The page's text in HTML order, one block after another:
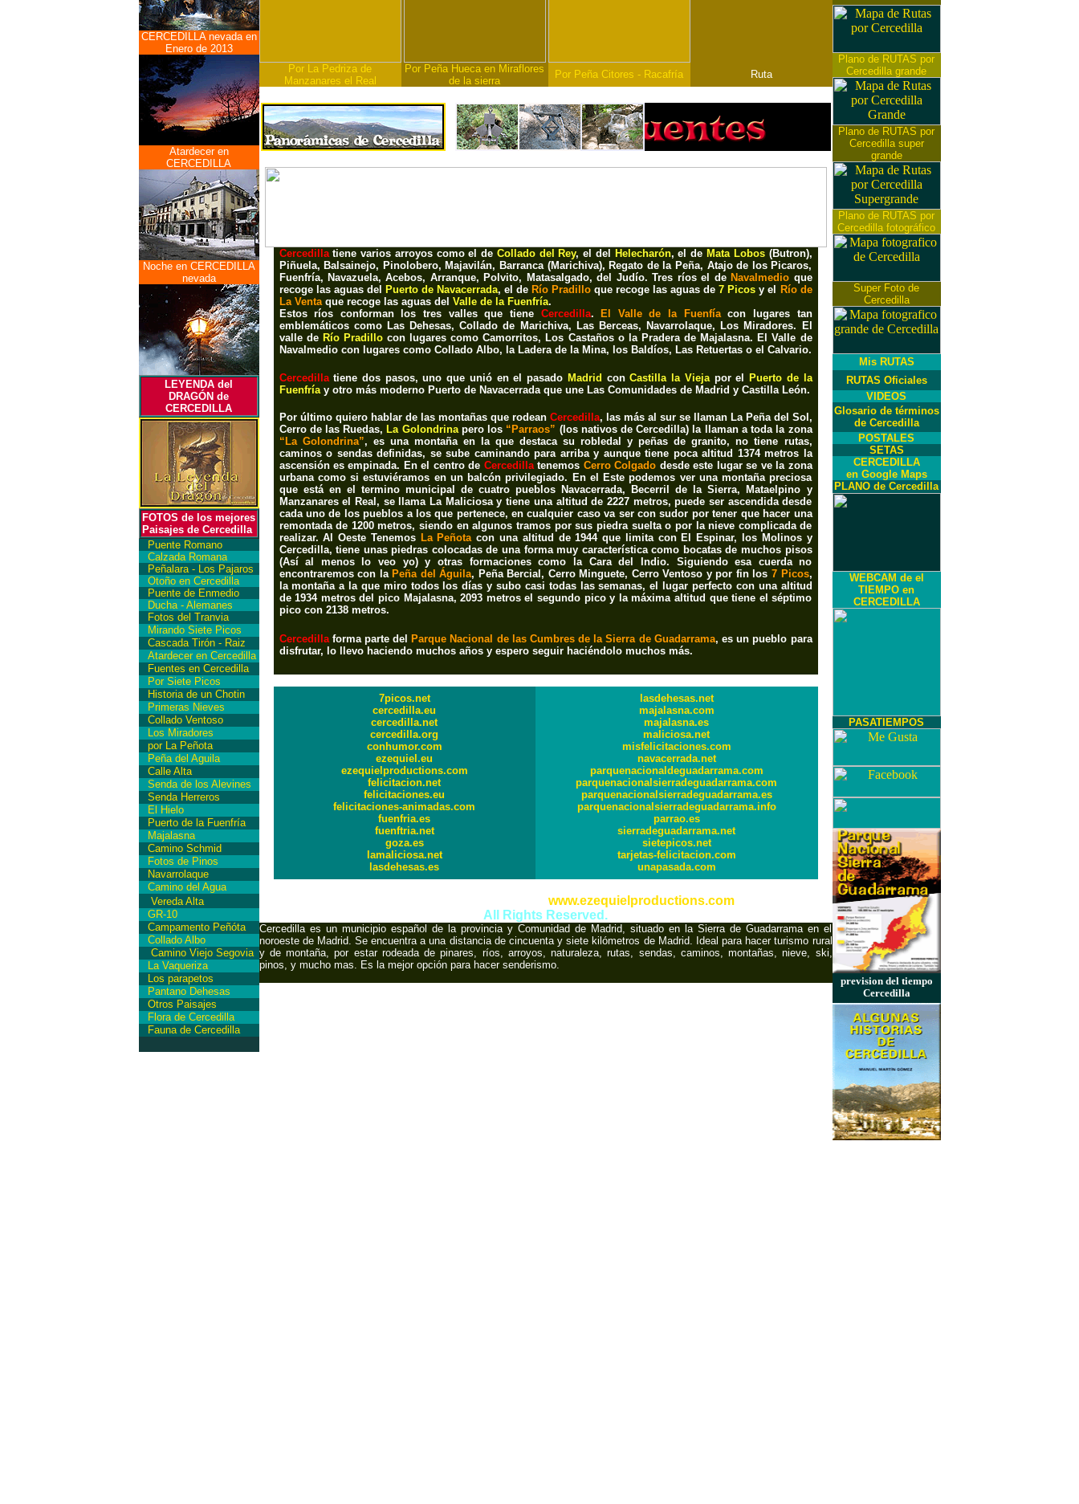
CERCEDILLA nevada en
Enero de 2013
Atardecer en
CERCEDILLA
Noche en CERCEDILLA
nevada
LEYENDA del
DRAGÓN de
CERCEDILLA
FOTOS de los mejores
Paisajes de Cercedilla
Puente Romano
Calzada Romana
Peñalara - Los Pajaros
Otoño en Cercedilla
Puente de Enmedio
Ducha - Alemanes
Fotos del Tranvia
Mirando Siete Picos
Cascada Tirón - Raiz
Atardecer en Cercedilla
Fuentes en Cercedilla
Por Siete Picos
Historia de un Chotin
Primeras Nieves
Collado Ventoso
Los Miradores
por La Peñota
Peña del Aguila
Calle Alta
Senda de los Alevines
Senda Herreros
El Hielo
Puerto de la Fuenfría
Majalasna
Camino Schmid
Fotos de Pinos
Navarrolaque
Camino del Agua
Vereda Alta
GR-10
Campamento Peñóta
Collado Albo
Camino Viejo Segovia
La Vaqueriza
Los parapetos
Pantano Dehesas
Otros Paisajes
Flora de Cercedilla
Fauna de Cercedilla
Por La Pedriza de
Manzanares el Real
Por Peña Hueca en Miraflores
de la sierra
Por Peña Citores - Racafría Ruta
Cercedillatiene varios arroyos como el de Collado del Rey, el del Helecharón, el de Mata Lobos(Butron),
Piñuela, Balsainejo, Pinolobero, Majavilán, Barranca (Marichiva), Regato de la Peña, Atajo de los Picaros,
Fuenfría, Navazuela, Acebos, Arranque, Polvito, Matasalgado, del Judío. Tres ríos el de Navalmedio que
recoge las aguas del
Puerto de Navacerrada, el de Río Pradillo que recoge las aguas de 7 Picos y el
Río de
La Ventaque recoge las aguas del Valle de la Fuenfría.
Estos ríos conforman los tres valles que tiene Cercedilla. El Valle de la Fuenfíacon lugares tan
emblemáticos como Las Dehesas, Collado de Marichiva, Las Berceas, Navarrolaque, Los Miradores. El
valle de Río Pradillocon lugares comoCamorritos, Los Castaños o la Pradera de Majalasna. El Valle de
Navalmediocon lugares como Collado Albo, la Ladera de la Mina, los Baldíos, Las Retuertas o el Calvario.
Cercedillatiene dos pasos, uno que unió en el pasado Madrid conCastilla la Viejapor el
Puerto de la
Fuenfría y otro más moderno Puerto de Navacerradaque une Las Comunidades de Madrid y Castilla León.
Por último quiero hablar de las montañas que rodean Cercedilla, las más al sur se llaman La Peña del Sol,
Cerro de las Ruedas, La Golondrinapero los “Parraos” (los nativos de Cercedilla) la llaman a toda la zona
“La Golondrina”, es una montaña en la que destaca su robledal y peñas de granito, no tiene rutas,
caminos o sendas definidas, se sube caminando para arriba y aunque tiene poca altitud 1374 metros la
ascensión es empinada. En el centro de Cercedillatenemos Cerro Colgado desde este lugar se ve la zona
urbana como si estuviéramos en un balcón privilegiado. En el Este podemos ver una montaña preciosa
que está en el termino municipal de cuatro pueblos Navacerrada, Becerril de la Sierra, Mataelpino y
Manzanares el Real, se llama La Maliciosa y tiene una altitud de 2227 metros, puede ser ascendida desde
cada uno de los pueblos a los que pertenece, en cualquier caso va ser con sudor por tener que hacer una
remontada de 1200 metros, siendo en algunos tramos por sus piedra suelta o por la nieve complicada de
realizar. Al Oeste Tenemos La Peñotacon una altitud de 1944 que limita con El Espinar, los Molinos y
Cercedilla, tiene unas piedras colocadas de una forma muy característica como bocatas de muchos pisos
(Así al menos lo veo yo) y otras formaciones como la Cara del Indio. Siguiendo esa cuerda no
encontraremos con la Peña del Águila, Peña Bercial, Cerro Minguete, Cerro Ventoso y por fin los 7 Picos,
la montaña a la que miro todos los días y subo casi todas las semanas, el lugar perfecto con una altitud
de 1934 metros del pico Majalasna, 2093 metros el segundo pico y la máxima altitud que tiene el séptimo
pico con 2138 metros.
Cercedillaforma parte del Parque Nacional de las Cumbres de la Sierra de Guadarrama, es un pueblo para
disfrutar, lo llevo haciendo muchos años y espero seguir haciéndolo muchos más.
7picos.net
cercedilla.eu
cercedilla.net
cercedilla.org
conhumor.com
ezequiel.eu
ezequielproductions.com
felicitacion.net
felicitaciones.eu
felicitaciones-animadas.com
fuenfria.es
fuenftria.net
goza.es
lamaliciosa.net
lasdehesas.es
lasdehesas.net
majalasna.com
majalasna.es
maliciosa.net
misfelicitaciones.com
navacerrada.net
parquenacionaldeguadarrama.com
parquenacionalsierradeguadarrama.com
parquenacionalsierradeguadarrama.es
parquenacionalsierradeguadarrama.info
parrao.es
sierradeguadarrama.net
sietepicos.net
tarjetas-felicitacion.com
unapasada.com
www.ezequielproductions.com
All Rights Reserved.
Cercedilla es un municipio español de la provincia y Comunidad de Madrid, situado en la Sierra de Guadarrama en el
noroeste de Madrid. Se encuentra a una distancia de cincuenta y siete kilómetros de Madrid. Ideal para hacer turismo rural
y de montaña, por estar rodeada de pinares, ríos, arroyos, naturaleza, rutas, sendas, caminos, montañas, nieve, ski,
pinos, y mucho mas. Es la mejor opción para hacer senderismo.
Plano de RUTAS por
Cercedilla grande
Plano de RUTAS por
Cercedilla super
grande
Plano de RUTAS por
Cercedilla fotográfico
Super Foto de
Cercedilla
Mis RUTAS
RUTAS Oficiales
VIDEOS
Glosario de términos
de Cercedilla
POSTALES
SETAS
CERCEDILLA
en Google Maps
PLANO de Cercedilla
WEBCAM de el
TIEMPO en
CERCEDILLA
PASATIEMPOS
prevision del tiempo
Cercedilla